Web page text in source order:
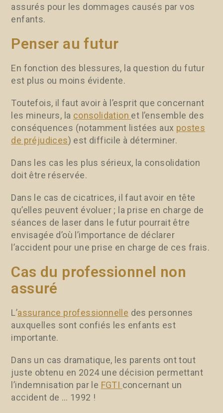
assurés pour les dommages causés par vos
enfants.
Penser au futur
En fonction des blessures, la question du futur
est plus ou moins évidente.
Toutefois, il faut avoir à l’esprit que concernant
les mineurs, la consolidation et l’ensemble des
conséquences (notamment listées aux postes
de préjudices) est difficile à déterminer.
Dans les cas les plus sérieux, la consolidation
doit être réservée.
Dans le cas de cicatrices, il faut avoir en tête
qu’elles peuvent évoluer ; la prise en charge de
séances de laser dans le futur pourrait être
envisagée d’où l’importance de déclarer
l’accident pour une prise en charge de ces frais.
Cas du professionnel non
assuré
L’assurance professionnelle des personnes
auxquelles sont confiés les enfants est
importante.
Dans un cas dramatique, les parents ont tout
juste obtenu en 2024 une décision permettant
l’indemnisation par le FGTI concernant un
accident de … 1992 !